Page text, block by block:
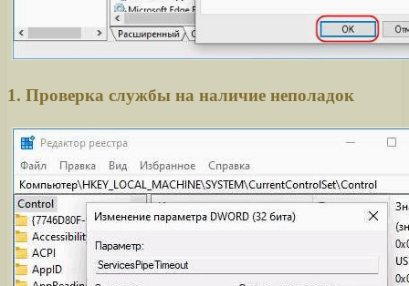
1. Проверка службы на наличие неполадок